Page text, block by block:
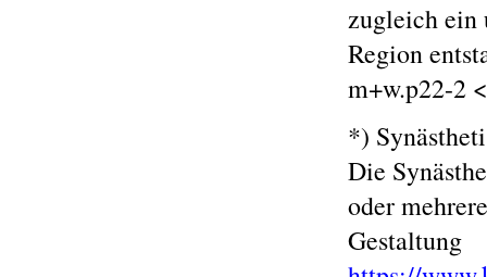
zugleich ein
Region
m+w.p22-2
*)
Die
oder
Gestaltung